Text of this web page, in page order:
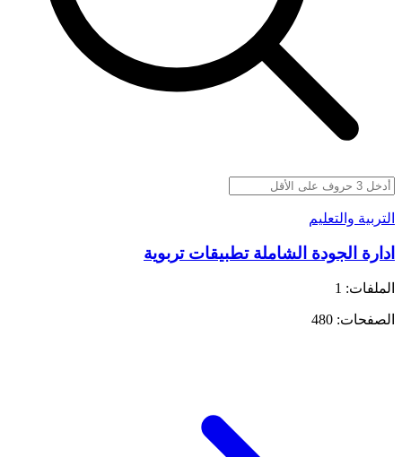
التربية والتعليم
ادارة الجودة الشاملة تطبيقات تربوية
الملفات: 1
الصفحات: 480